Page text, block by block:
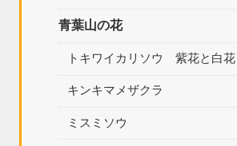
青葉山の花
トキワイカリソウ 紫花と白花
キンキマメザクラ
ミスミソウ